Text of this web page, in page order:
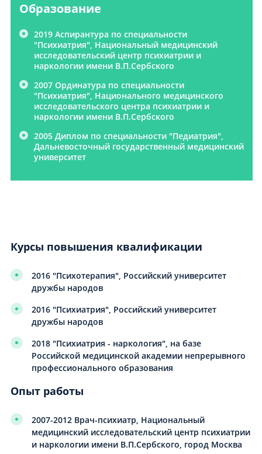
Образование
2019 Аспирантура по специальности
"Психиатрия", Национальный медицинский
исследовательский центр психиатрии и
наркологии имени В.П.Сербского
2007 Ординатура по специальности
"Психиатрия", Национального медицинского
исследовательского центра психиатрии и
наркологии имени В.П.Сербского
2005 Диплом по специальности "Педиатрия",
Дальневосточный государственный медицинский
университет
Курсы повышения квалификации
2016 "Психотерапия", Российский университет
дружбы народов
2016 "Психиатрия", Российский университет
дружбы народов
2018 "Психиатрия - наркология", на базе
Российской медицинской академии непрерывного
профессионального образования
Опыт работы
2007-2012 Врач-психиатр, Национальный
медицинский исследовательский центр психиатрии
и наркологии имени В.П.Сербского, город Москва